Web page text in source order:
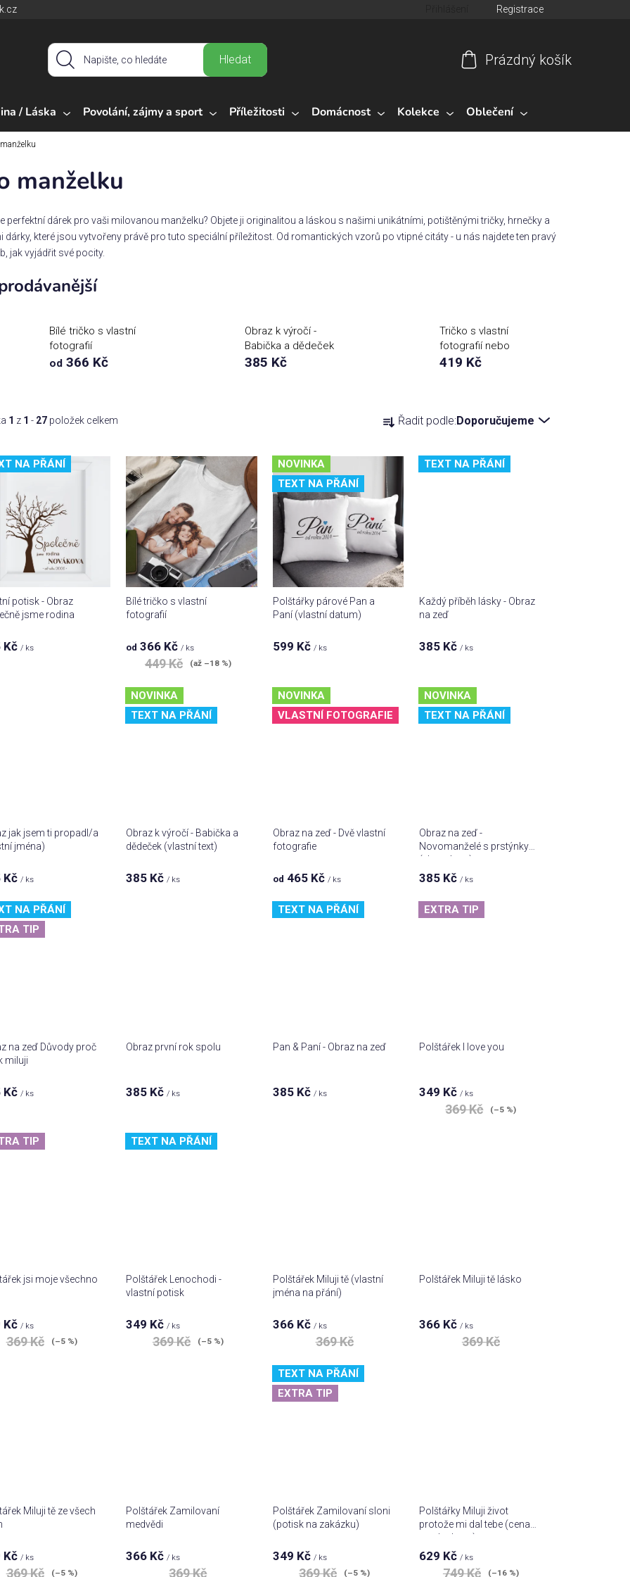
Registrace
Hledat
košík
Prázdný košík
/ Láska Povolání, zájmy a sport Příležitosti Domácnost Kolekce Oblečení
manželku
perfektní dárek pro vaši milovanou manželku? Objete ji originalitou a láskou s našimi unikátními, potištěnými tričky, hrnečky a
dárky, které jsou vytvořeny právě pro tuto speciální příležitost. Od romantických vzorů po vtipné citáty - u nás najdete ten pravý
jak vyjádřit své pocity.
Bílé tričko s vlastní
fotografií
od 366 Kč
Obraz k výročí -
Babička a dědeček
(vlastní text)
385 Kč
Tričko s vlastní
fotografií nebo
textem
419 Kč
1 z 1 - 27 položek celkem
a
e
n
í
p
r
o
d
u
Řadit podle:Doporučujeme
NA PŘÁNÍ
potisk - Obraz
jsme rodina
Kč / ks
Bílé tričko s vlastní
fotografií
od 366 Kč / ks
449 Kč (až –18 %)
NOVINKA
TEXT NA PŘÁNÍ
Polštářky párové Pan a
Paní (vlastní datum)
599 Kč / ks
TEXT NA PŘÁNÍ
Každý příběh lásky - Obraz
na zeď
385 Kč / ks
jak jsem ti propadl/a
jména)
Kč / ks
NOVINKA
TEXT NA PŘÁNÍ
Obraz k výročí - Babička a
dědeček (vlastní text)
385 Kč/ ks
NOVINKA
VLASTNÍ FOTOGRAFIE
Obraz na zeď - Dvě vlastní
fotografie
od 465 Kč / ks
NOVINKA
TEXT NA PŘÁNÍ
Obraz na zeď -
Novomanželé s prstýnky
(vlastní text)
385 Kč / ks
NA PŘÁNÍ
TIP
na zeď Důvody proč
miluji
Kč / ks
Obraz první rok spolu
385 Kč/ ks
TEXT NA PŘÁNÍ
Pan & Paní - Obraz na zeď
385 Kč / ks
EXTRA TIP
Polštářek I love you
349 Kč / ks
369 Kč (–5 %)
TIP
jsi moje všechno
Průměrné
hodnocení
produktu
Kč / ks
369 Kč (–5 %)
TEXT NA PŘÁNÍ
Polštářek Lenochodi -
vlastní potisk
349 Kč / ks
369 Kč (–5 %)
Polštářek Miluji tě (vlastní
jména na přání)
Průměrné
hodnocení
produktu
5,0
z 5
hvězdiček.
366 Kč / ks
369 Kč
Polštářek Miluji tě lásko
Průměrné
hodnocení
produktu
366 Kč / ks
369 Kč
Miluji tě ze všech
Kč / ks
369 Kč (–5 %)
Polštářek Zamilovaní
medvědi
Průměrné
hodnocení
366 Kč / ks
369 Kč
TEXT NA PŘÁNÍ
EXTRA TIP
Polštářek Zamilovaní sloni
(potisk na zakázku)
Průměrné
hodnocení
349 Kč / ks
369 Kč (–5 %)
Polštářky Miluji život
protože mi dal tebe (cena
za oba kusy)
Průměrné
hodnocení
629 Kč / ks
749 Kč (–16 %)